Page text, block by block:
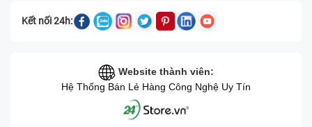
- Thiết bị hoạt động trong điều kiện thời tiết hoặc môi
trường không thuận lợi:Bụi bẩn, nhiệt độ quá cao hoặc
Kết nối 24h:
Website thành viên:
Hệ Thống Bán Lẻ Hàng Công Nghệ Uy Tín